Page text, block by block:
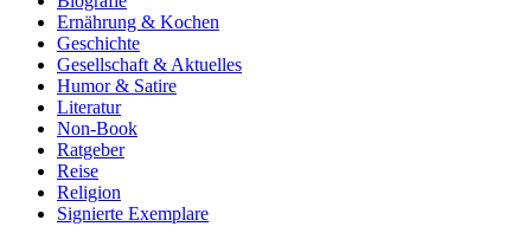
Ernährung & Kochen
Geschichte
Gesellschaft & Aktuelles
Humor & Satire
Literatur
Non-Book
Ratgeber
Reise
Religion
Signierte Exemplare